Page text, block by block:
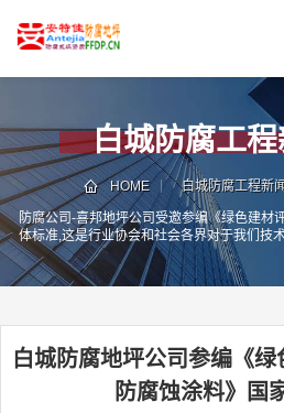
页
中
心
技
术
支
持
服
务
案
资
讯
白城防腐工
HOME 白城防腐工程新
防腐公司-喜邦地坪公司受邀参编《绿色建材
体标准,这是行业协会和社会各界对于我们技
一种鞭策,喜邦防腐事业部要不断创新,开发出
品.
白城防腐地坪公司参编《
防腐蚀涂料》国